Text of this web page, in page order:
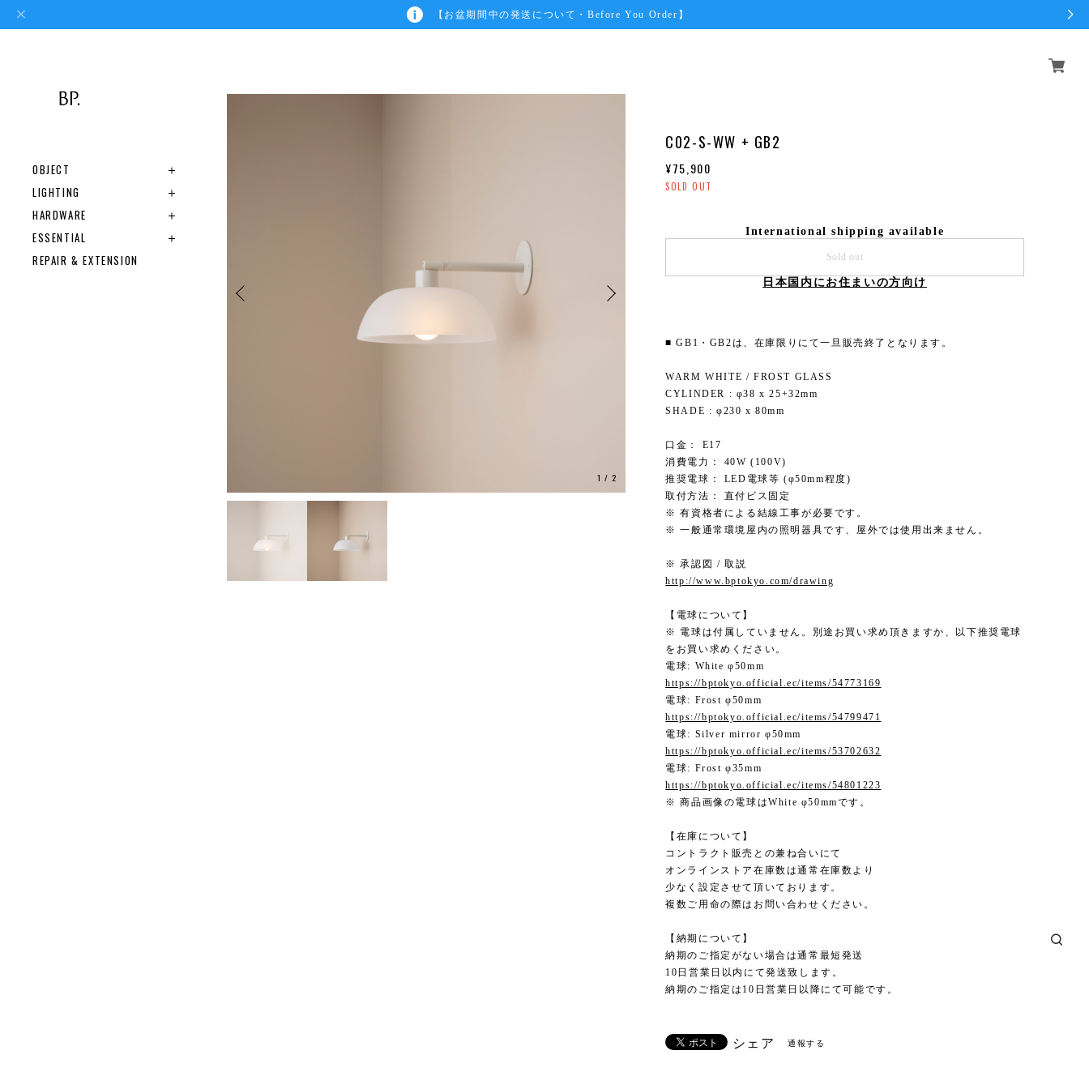
【お盆期間中の発送について・Before You Order】
OBJECT
LIGHTING
HARDWARE
ESSENTIAL
REPAIR & EXTENSION
1 / 2
C02-S-WW + GB2
¥75,900
SOLD OUT
International shipping available
Sold out
日本国内にお住まいの方向け
■ GB1・GB2は、在庫限りにて一旦販売終了となります。
WARM WHITE / FROST GLASS
CYLINDER : φ38 x 25+32mm
SHADE : φ230 x 80mm
口金： E17
消費電力： 40W (100V)
推奨電球： LED電球等 (φ50mm程度)
取付方法： 直付ビス固定
※ 有資格者による結線工事が必要です。
※ 一般通常環境屋内の照明器具です、屋外では使用出来ません。
※ 承認図 / 取説
http://www.bptokyo.com/drawing
【電球について】
※ 電球は付属していません。別途お買い求め頂きますか、以下推奨電球
をお買い求めください。
電球: White φ50mm
https://bptokyo.official.ec/items/54773169
電球: Frost φ50mm
https://bptokyo.official.ec/items/54799471
電球: Silver mirror φ50mm
https://bptokyo.official.ec/items/53702632
電球: Frost φ35mm
https://bptokyo.official.ec/items/54801223
※ 商品画像の電球はWhite φ50mmです。
【在庫について】
コントラクト販売との兼ね合いにて
オンラインストア在庫数は通常在庫数より
少なく設定させて頂いております。
複数ご用命の際はお問い合わせください。
【納期について】
納期のご指定がない場合は通常最短発送
10日営業日以内にて発送致します。
納期のご指定は10日営業日以降にて可能です。
シェア 通報する